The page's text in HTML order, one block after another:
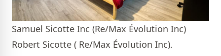
Samuel Sicotte Inc (Re/Max Évolution Inc)
Robert Sicotte ( Re/Max Évolution Inc).